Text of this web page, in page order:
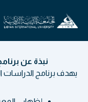
نبذة عن
يهدف برنامج الدراسات